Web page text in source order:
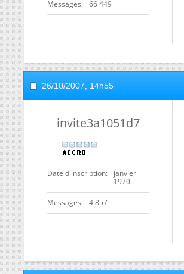
Messages 66 449
26/10/2007, 14h55
invite3a1051d7
Date d'inscription
janvier
1970
Messages 4 857